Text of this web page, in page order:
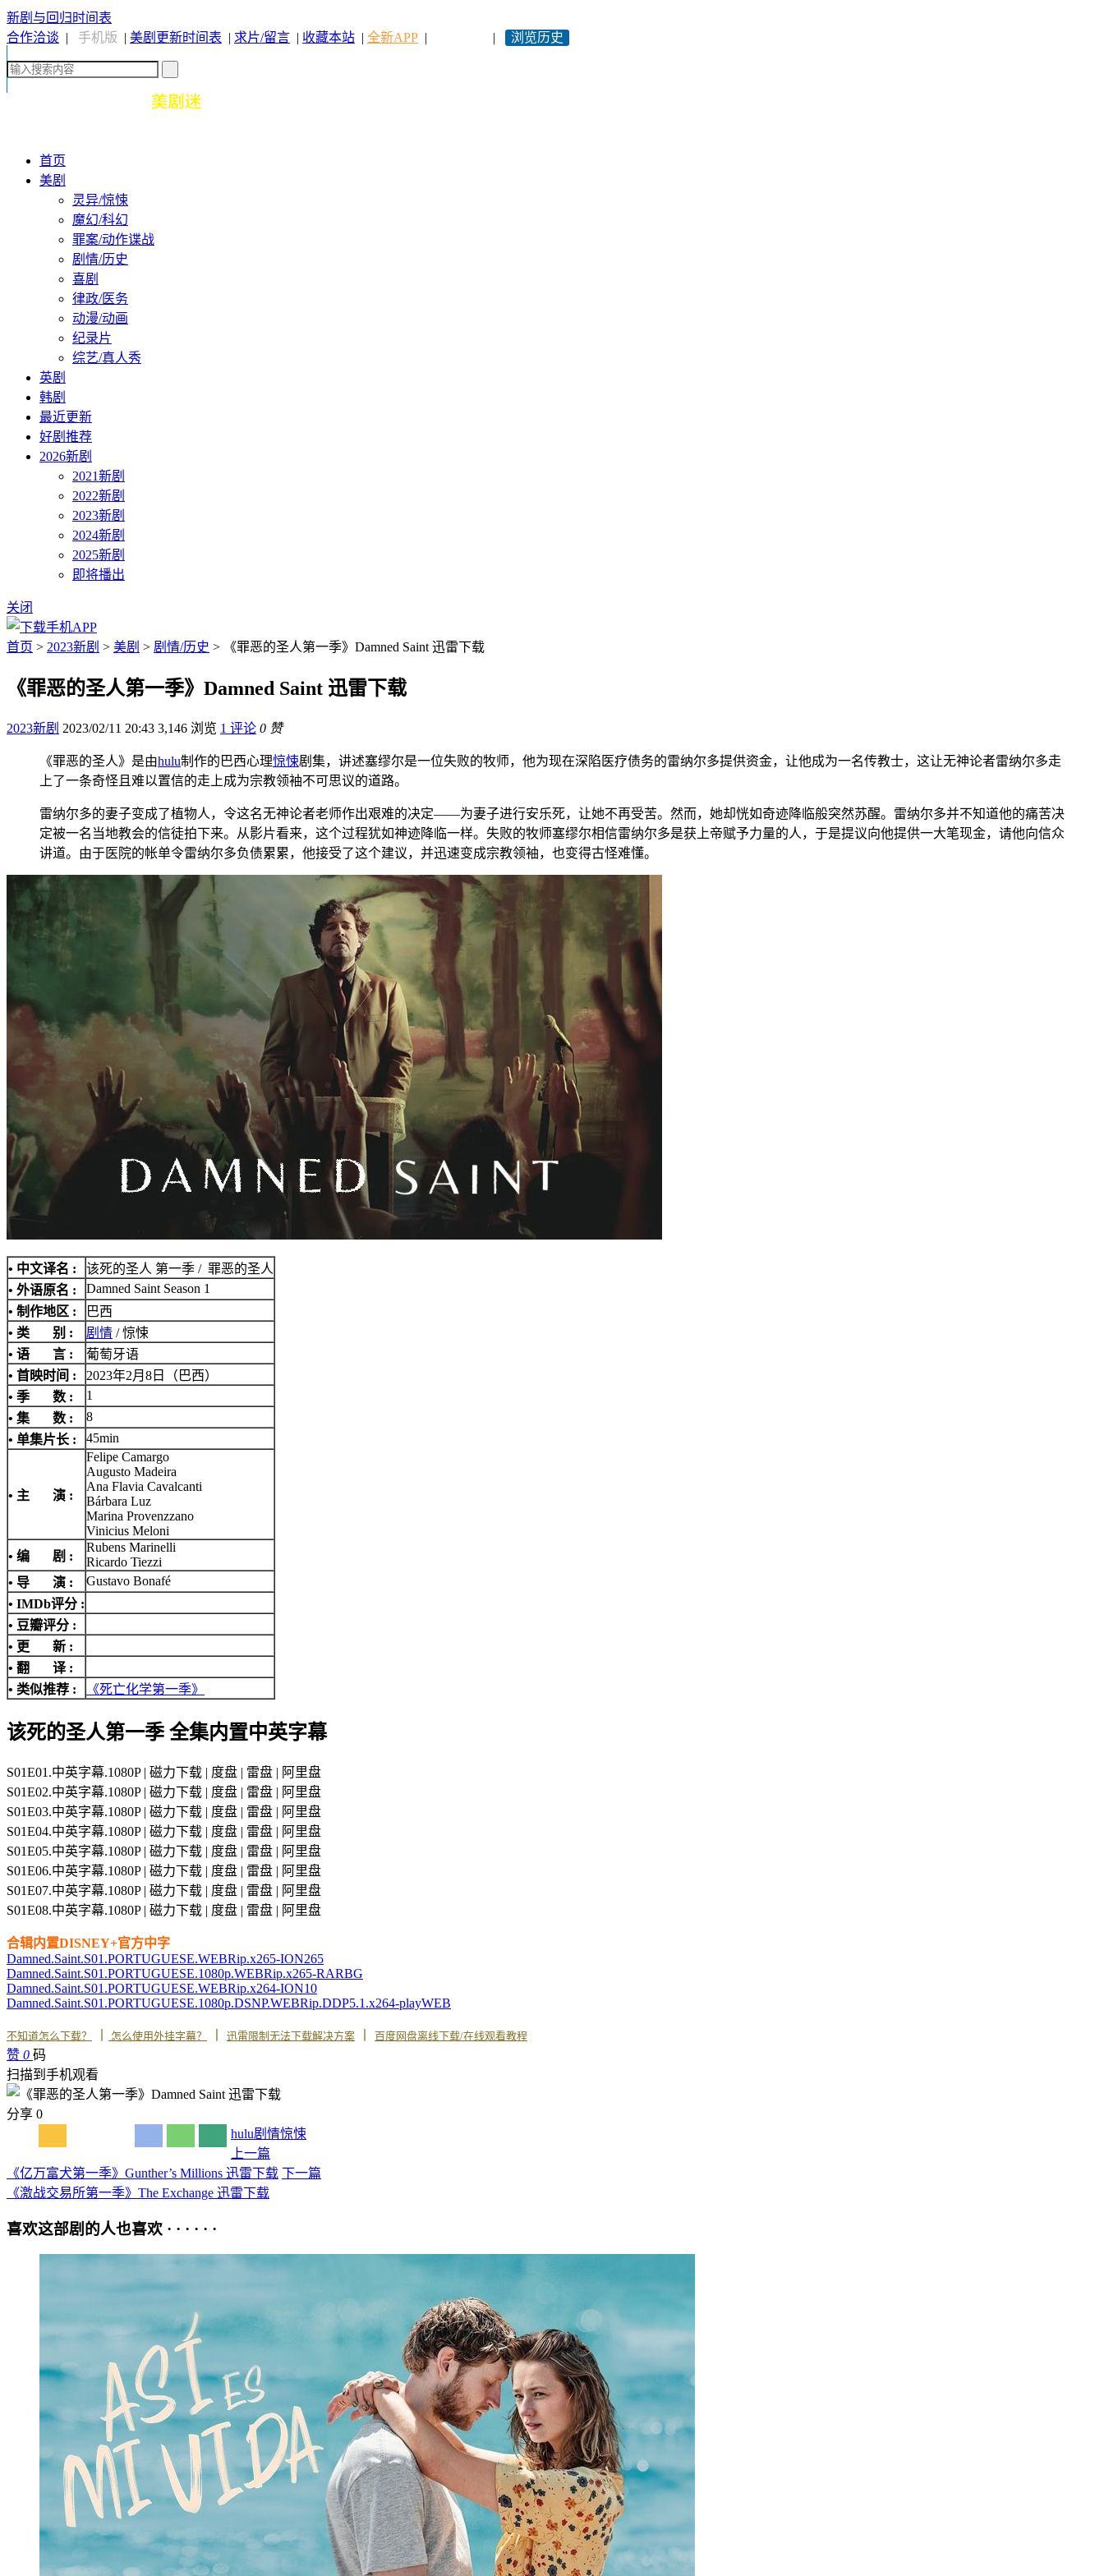
新剧与回归时间表
合作洽谈 | 手机版 | 美剧更新时间表 | 求片/留言 | 收藏本站 | 全新APP | | 浏览历史
首页
美剧
灵异/惊悚
魔幻/科幻
罪案/动作谍战
剧情/历史
喜剧
律政/医务
动漫/动画
纪录片
综艺/真人秀
英剧
韩剧
最近更新
好剧推荐
2026新剧
2021新剧
2022新剧
2023新剧
2024新剧
2025新剧
即将播出
关闭
首页 > 2023新剧 > 美剧 > 剧情/历史 > 《罪恶的圣人第一季》Damned Saint 迅雷下载
《罪恶的圣人第一季》Damned Saint 迅雷下载
2023新剧 2023/02/11 20:43 3,146 浏览 1 评论 0 赞
《罪恶的圣人》是由hulu制作的巴西心理惊悚剧集，讲述塞缪尔是一位失败的牧师，他为现在深陷医疗债务的雷纳尔多提供资金，让他成为一名传教士，这让无神论者雷纳尔多走
上了一条奇怪且难以置信的走上成为宗教领袖不可思议的道路。
雷纳尔多的妻子变成了植物人，令这名无神论者老师作出艰难的决定——为妻子进行安乐死，让她不再受苦。然而，她却恍如奇迹降临般突然苏醒。雷纳尔多并不知道他的痛苦决
定被一名当地教会的信徒拍下来。从影片看来，这个过程犹如神迹降临一样。失败的牧师塞缪尔相信雷纳尔多是获上帝赋予力量的人，于是提议向他提供一大笔现金，请他向信众
讲道。由于医院的帐单令雷纳尔多负债累累，他接受了这个建议，并迅速变成宗教领袖，也变得古怪难懂。
• 中文译名 :
该死的圣人 第一季 / 罪恶的圣人
• 外语原名 :
Damned Saint Season 1
• 制作地区 :
巴西
• 类 别 :
剧情 / 惊悚
• 语 言 :
葡萄牙语
• 首映时间 :
2023年2月8日（巴西）
• 季 数 :
1
• 集 数 :
8
• 单集片长 :
45min
• 主 演 :
Felipe Camargo
Augusto Madeira
Ana Flavia Cavalcanti
Bárbara Luz
Marina Provenzzano
Vinicius Meloni
• 编 剧 :
Rubens Marinelli
Ricardo Tiezzi
• 导 演 :
Gustavo Bonafé
• IMDb评分 :
• 豆瓣评分 :
• 更 新 :
• 翻 译 :
• 类似推荐 :
《死亡化学第一季》
该死的圣人第一季 全集内置中英字幕
S01E01.中英字幕.1080P | 磁力下载 | 度盘 | 雷盘 | 阿里盘
S01E02.中英字幕.1080P | 磁力下载 | 度盘 | 雷盘 | 阿里盘
S01E03.中英字幕.1080P | 磁力下载 | 度盘 | 雷盘 | 阿里盘
S01E04.中英字幕.1080P | 磁力下载 | 度盘 | 雷盘 | 阿里盘
S01E05.中英字幕.1080P | 磁力下载 | 度盘 | 雷盘 | 阿里盘
S01E06.中英字幕.1080P | 磁力下载 | 度盘 | 雷盘 | 阿里盘
S01E07.中英字幕.1080P | 磁力下载 | 度盘 | 雷盘 | 阿里盘
S01E08.中英字幕.1080P | 磁力下载 | 度盘 | 雷盘 | 阿里盘
合辑内置DISNEY+官方中字
Damned.Saint.S01.PORTUGUESE.WEBRip.x265-ION265
Damned.Saint.S01.PORTUGUESE.1080p.WEBRip.x265-RARBG
Damned.Saint.S01.PORTUGUESE.WEBRip.x264-ION10
Damned.Saint.S01.PORTUGUESE.1080p.DSNP.WEBRip.DDP5.1.x264-playWEB
不知道怎么下载？ 怎么使用外挂字幕？ 迅雷限制无法下载解决方案 百度网盘离线下载/在线观看教程
赞 0 码
扫描到手机观看
分享 0
hulu剧情惊悚
上一篇
《亿万富犬第一季》Gunther’s Millions 迅雷下载 下一篇
《激战交易所第一季》The Exchange 迅雷下载
喜欢这部剧的人也喜欢 · · · · · ·